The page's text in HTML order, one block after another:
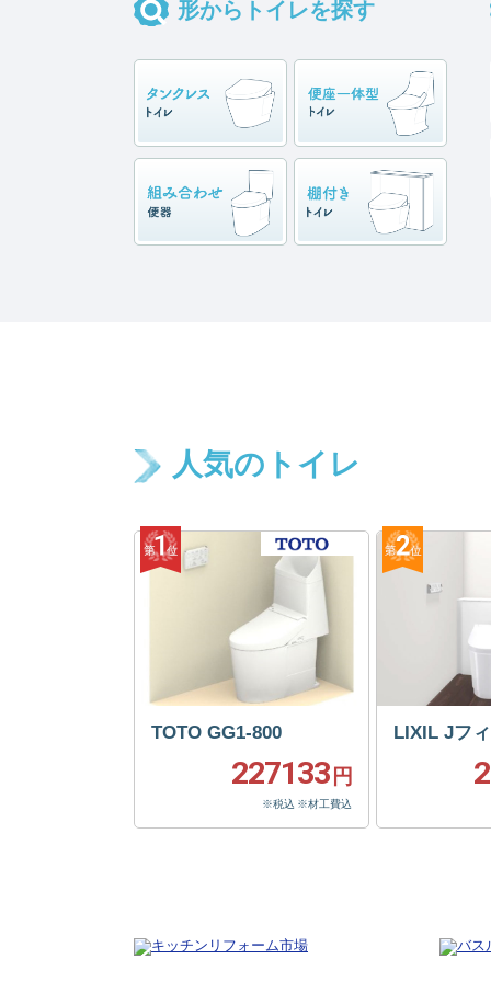
形からトイレを探す
人気のトイレ
TOTO GG1-800
227133 円
※税込 ※材工費込
LIXIL Jフ